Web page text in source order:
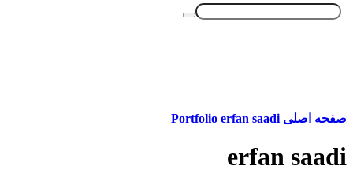
صفحه اصلی Portfolio erfan saadi
erfan saadi